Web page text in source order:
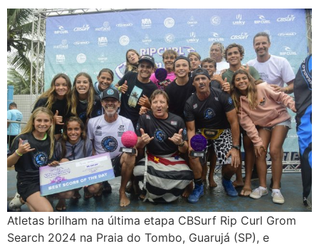
Atletas brilham na última etapa CBSurf Rip Curl Grom
Search 2024 na Praia do Tombo, Guarujá (SP), e